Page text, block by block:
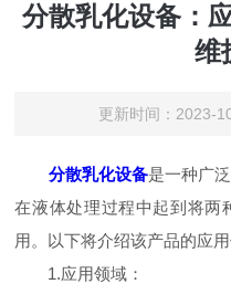
分散乳化设备：
维
更新时间：
分散乳化设备是一种广
在液体处理过程中起到将两
用。以下将介绍该产品的应
1.应用领域：